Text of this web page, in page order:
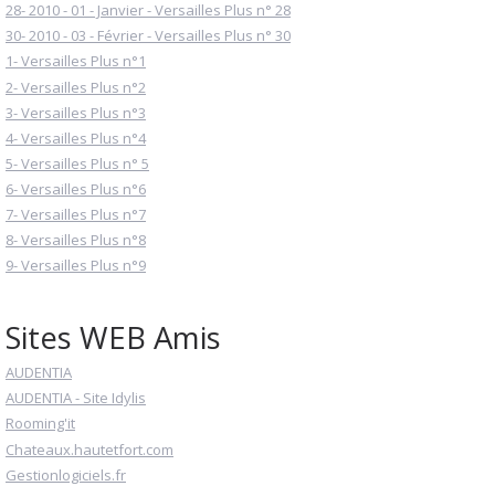
28- 2010 - 01 - Janvier - Versailles Plus n° 28
30- 2010 - 03 - Février - Versailles Plus n° 30
1- Versailles Plus n°1
2- Versailles Plus n°2
3- Versailles Plus n°3
4- Versailles Plus n°4
5- Versailles Plus n° 5
6- Versailles Plus n°6
7- Versailles Plus n°7
8- Versailles Plus n°8
9- Versailles Plus n°9
Sites WEB Amis
AUDENTIA
AUDENTIA - Site Idylis
Rooming'it
Chateaux.hautetfort.com
Gestionlogiciels.fr